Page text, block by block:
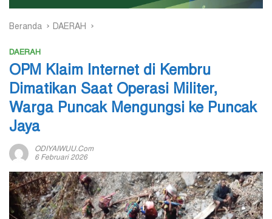
Beranda DAERAH
DAERAH
OPM Klaim Internet di Kembru
Dimatikan Saat Operasi Militer,
Warga Puncak Mengungsi ke Puncak
Jaya
ODIYAIWUU.com
6 Februari 2026